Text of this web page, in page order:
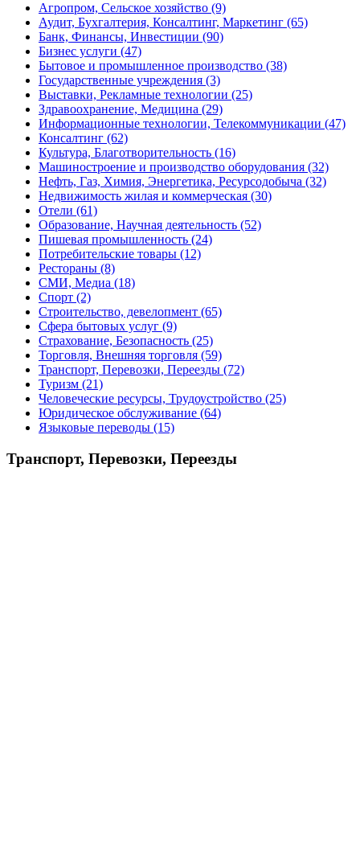
Агропром, Сельское хозяйство (9)
Аудит, Бухгалтерия, Консалтинг, Маркетинг (65)
Банк, Финансы, Инвестиции (90)
Бизнес услуги (47)
Бытовое и промышленное производство (38)
Государственные учреждения (3)
Выставки, Рекламные технологии (25)
Здравоохранение, Медицина (29)
Информационные технологии, Телекоммуникации (47)
Консалтинг (62)
Культура, Благотворительность (16)
Машиностроение и производство оборудования (32)
Нефть, Газ, Химия, Энергетика, Ресурсодобыча (32)
Недвижимость жилая и коммерческая (30)
Отели (61)
Образование, Научная деятельность (52)
Пишевая промышленность (24)
Потребительские товары (12)
Рестораны (8)
СМИ, Медиа (18)
Спорт (2)
Строительство, девелопмент (65)
Сфера бытовых услуг (9)
Страхование, Безопасность (25)
Торговля, Внешняя торговля (59)
Транспорт, Перевозки, Переезды (72)
Туризм (21)
Человеческие ресурсы, Трудоустройство (25)
Юридическое обслуживание (64)
Языковые переводы (15)
Транспорт, Перевозки, Переезды